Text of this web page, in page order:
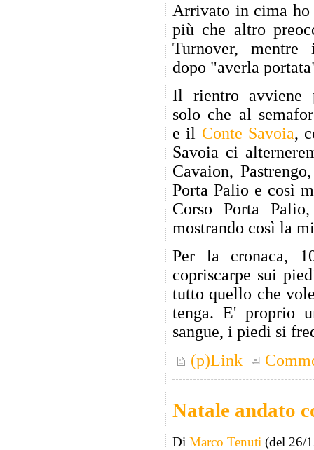
Arrivato in cima ho
più che altro
Turnover,
dopo "averla
Il rientro avviene
solo che al
e il Conte Savoia,
Savoia ci
Cavaion,
Porta Palio e così
Corso Porta
mostrando così la
Per la cronaca,
copriscarpe sui
tutto quello che
tenga. E' proprio
sangue, i piedi si
(p)Link
Natale andato
Di Marco Tenuti (del 26/